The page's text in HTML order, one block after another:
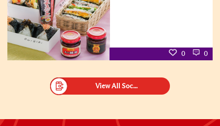
0 0
View All Soc...